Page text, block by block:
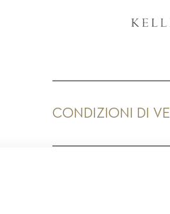
CONDIZIONI DI